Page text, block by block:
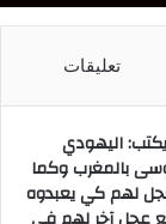
تعليقات
اليهودي
بالمغرب وكما
لهم كي يعبدوه